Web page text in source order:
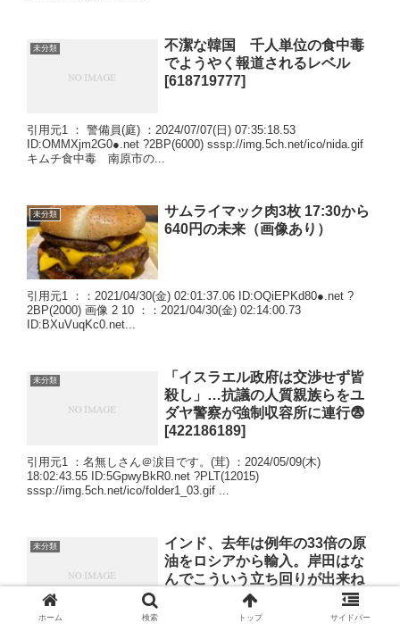
未分類
不潔な韓国 千人単位の食中毒
でようやく報道されるレベル
[618719777]
引用元1 ： 警備員(庭) ：2024/07/07(日) 07:35:18.53
ID:OMMXjm2G0●.net ?2BP(6000) sssp://img.5ch.net/ico/nida.gif
キムチ食中毒 南原市の...
未分類
サムライマック肉3枚 17:30から
640円の未来（画像あり）
引用元1 ：：2021/04/30(金) 02:01:37.06 ID:OQiEPKd80●.net ?
2BP(2000) 画像 2 10 ：：2021/04/30(金) 02:14:00.73
ID:BXuVuqKc0.net...
未分類
「イスラエル政府は交渉せず皆
殺し」…抗議の人質親族らをユ
ダヤ警察が強制収容所に連行😨
[422186189]
引用元1 ：名無しさん＠涙目です。(茸) ：2024/05/09(木)
18:02:43.55 ID:5GpwyBkR0.net ?PLT(12015)
sssp://img.5ch.net/ico/folder1_03.gif ...
未分類
インド、去年は例年の33倍の原
油をロシアから輸入。岸田はな
んでこういう立ち回りが出来ね
えんだよ [971283288]
ホーム 検索 トップ サイドバー